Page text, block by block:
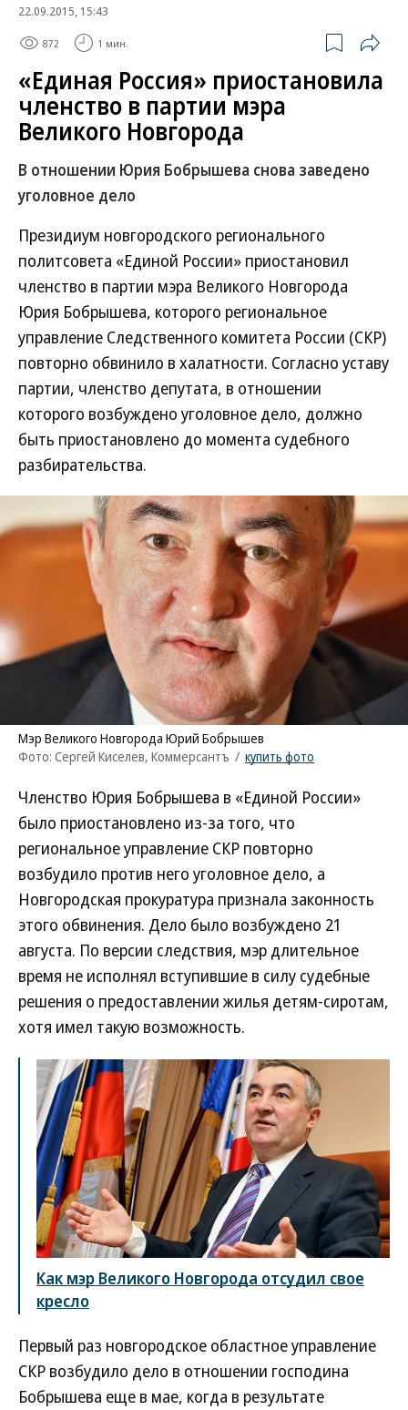
22.09.2015, 15:43
872 1 мин.
«Единая Россия» приостановила
членство в партии мэра
Великого Новгорода
В отношении Юрия Бобрышева снова заведено
уголовное дело
Президиум новгородского регионального
политсовета «Единой России» приостановил
членство в партии мэра Великого Новгорода
Юрия Бобрышева, которого региональное
управление Следственного комитета России (СКР)
повторно обвинило в халатности. Согласно уставу
партии, членство депутата, в отношении
которого возбуждено уголовное дело, должно
быть приостановлено до момента судебного
разбирательства.
Мэр Великого Новгорода Юрий Бобрышев
Фото: Сергей Киселев, Коммерсантъ / купить фото
Членство Юрия Бобрышева в «Единой России»
было приостановлено из-за того, что
региональное управление СКР повторно
возбудило против него уголовное дело, а
Новгородская прокуратура признала законность
этого обвинения. Дело было возбуждено 21
августа. По версии следствия, мэр длительное
время не исполнял вступившие в силу судебные
решения о предоставлении жилья детям-сиротам,
хотя имел такую возможность.
Как мэр Великого Новгорода отсудил свое
кресло
Первый раз новгородское областное управление
СКР возбудило дело в отношении господина
Бобрышева еще в мае, когда в результате